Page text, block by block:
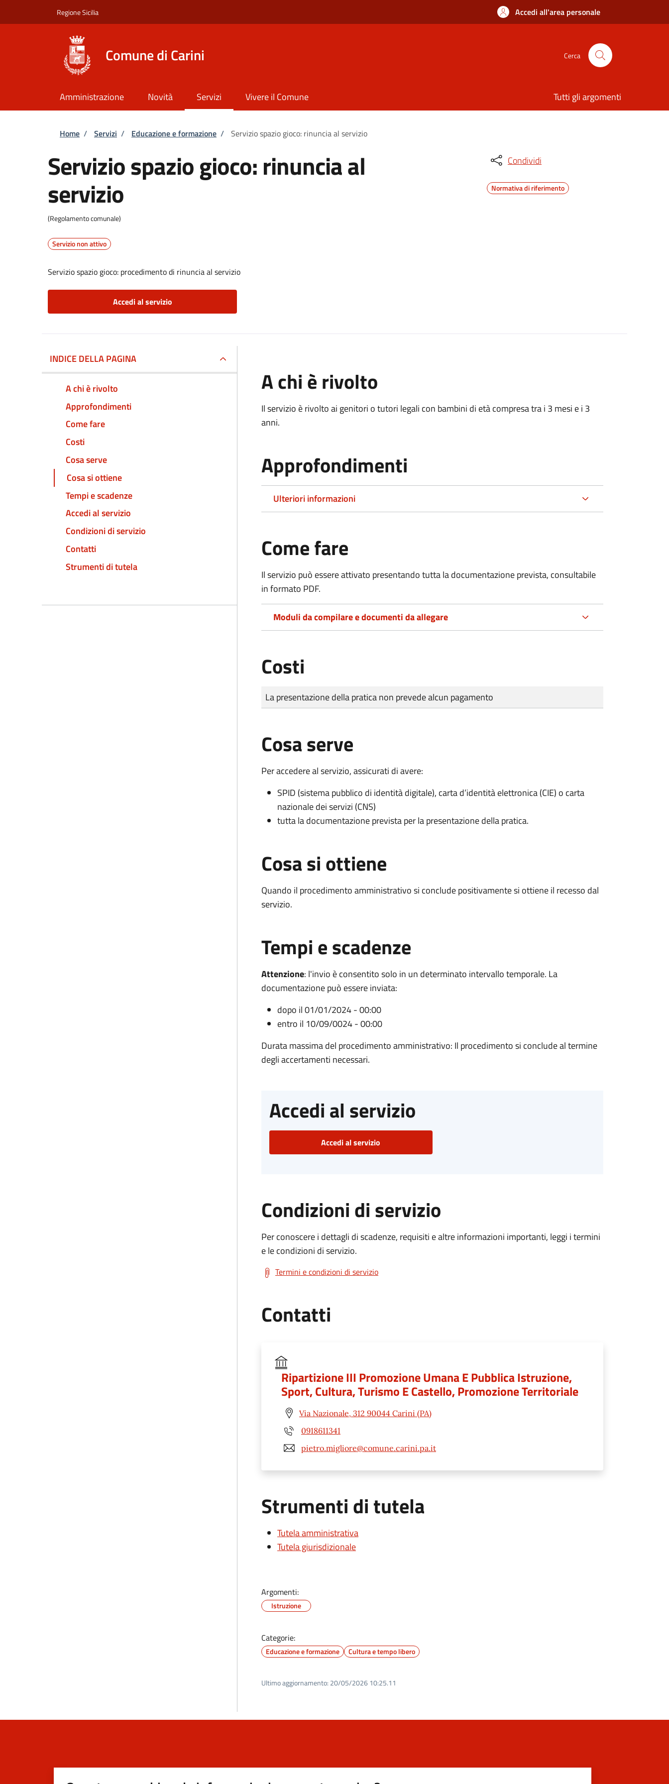
Regione Sicilia Accedi all'area personale
Comune di Carini Cerca
Amministrazione Novità Servizi Vivere il Comune Tutti gli argomenti
Briciole di pane
Home / Servizi / Educazione e formazione / Servizio spazio gioco: rinuncia al servizio
Servizio spazio gioco: rinuncia al
servizio
(Regolamento comunale)
Servizio non attivo
Servizio spazio gioco: procedimento di rinuncia al servizio
Accedi al servizio
Condividi
Normativa di riferimento
INDICE DELLA PAGINA
A chi è rivolto
Approfondimenti
Come fare
Costi
Cosa serve
Cosa si ottiene
Tempi e scadenze
Accedi al servizio
Condizioni di servizio
Contatti
Strumenti di tutela
A chi è rivolto
Il servizio è rivolto ai genitori o tutori legali con bambini di età compresa tra i 3 mesi e i 3
anni.
Approfondimenti
Ulteriori informazioni
Come fare
Il servizio può essere attivato presentando tutta la documentazione prevista, consultabile
in formato PDF.
Moduli da compilare e documenti da allegare
Costi
Tipo di pagamento
Importo
La presentazione della pratica non prevede alcun pagamento
Cosa serve
Per accedere al servizio, assicurati di avere:
SPID (sistema pubblico di identità digitale), carta d’identità elettronica (CIE) o carta
nazionale dei servizi (CNS)
tutta la documentazione prevista per la presentazione della pratica.
Cosa si ottiene
Quando il procedimento amministrativo si conclude positivamente si ottiene il recesso dal
servizio.
Tempi e scadenze
Attenzione: l'invio è consentito solo in un determinato intervallo temporale. La
documentazione può essere inviata:
dopo il 01/01/2024 - 00:00
entro il 10/09/0024 - 00:00
Durata massima del procedimento amministrativo: Il procedimento si conclude al termine
degli accertamenti necessari.
Accedi al servizio
Accedi al servizio
Condizioni di servizio
Per conoscere i dettagli di scadenze, requisiti e altre informazioni importanti, leggi i termini
e le condizioni di servizio.
Termini e condizioni di servizio
Contatti
Ripartizione III Promozione Umana E Pubblica Istruzione,
Sport, Cultura, Turismo E Castello, Promozione Territoriale
Via Nazionale, 312 90044 Carini (PA)
0918611341
pietro.migliore@comune.carini.pa.it
Strumenti di tutela
Tutela amministrativa
Tutela giurisdizionale
Argomenti:
Istruzione
Categorie:
Educazione e formazione Cultura e tempo libero
Ultimo aggiornamento: 20/05/2026 10:25.11